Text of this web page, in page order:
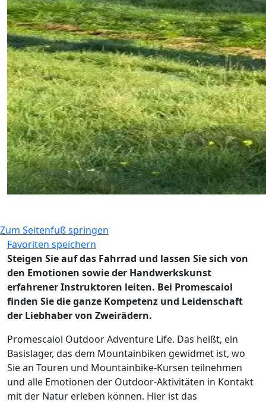
Zum Seitenfuß springen
Favoriten speichern
Steigen Sie auf das Fahrrad und lassen Sie sich von
den Emotionen sowie der Handwerkskunst
erfahrener Instruktoren leiten. Bei Promescaiol
finden Sie die ganze Kompetenz und Leidenschaft
der Liebhaber von Zweirädern.
Promescaiol Outdoor Adventure Life. Das heißt, ein
Basislager, das dem Mountainbiken gewidmet ist, wo
Sie an Touren und Mountainbike-Kursen teilnehmen
und alle Emotionen der Outdoor-Aktivitäten in Kontakt
mit der Natur erleben können. Hier ist das